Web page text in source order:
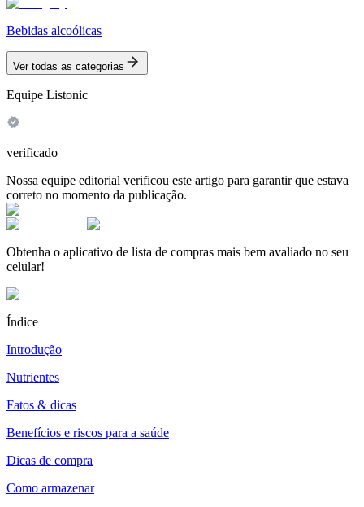
Bebidas alcoólicas
Ver todas as categorias
Equipe Listonic
verificado
Nossa equipe editorial verificou este artigo para garantir que estava
correto no momento da publicação.
Obtenha o aplicativo de lista de compras mais bem avaliado no seu
celular!
Índice
Introdução
Nutrientes
Fatos & dicas
Benefícios e riscos para a saúde
Dicas de compra
Como armazenar